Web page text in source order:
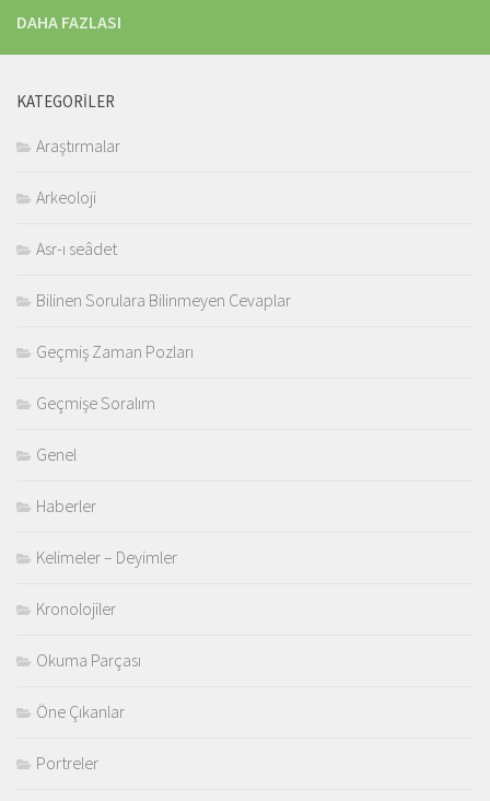
DAHA FAZLASI
KATEGORILER
Araştırmalar
Arkeoloji
Asr-ı seâdet
Bilinen Sorulara Bilinmeyen Cevaplar
Geçmiş Zaman Pozları
Geçmişe Soralım
Genel
Haberler
Kelimeler – Deyimler
Kronolojiler
Okuma Parçası
Öne Çıkanlar
Portreler